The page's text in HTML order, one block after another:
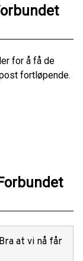
for å få de
fortløpende.
at vi nå får